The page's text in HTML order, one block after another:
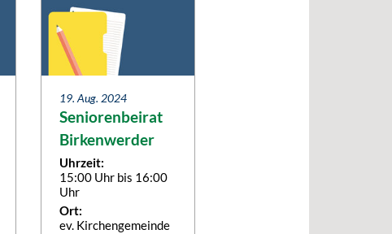
19. Aug. 2024
Seniorenbeirat
Birkenwerder
Uhrzeit:
15:00 Uhr bis 16:00
Uhr
Ort:
ev. Kirchengemeinde